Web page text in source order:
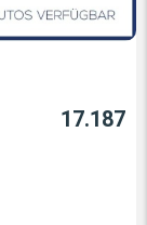
17.187